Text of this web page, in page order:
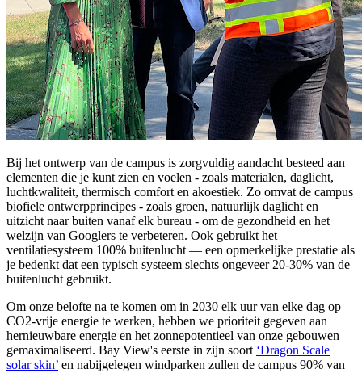
Bij het ontwerp van de campus is zorgvuldig aandacht besteed aan
elementen die je kunt zien en voelen - zoals materialen, daglicht,
luchtkwaliteit, thermisch comfort en akoestiek. Zo omvat de campus
biofiele ontwerpprincipes - zoals groen, natuurlijk daglicht en
uitzicht naar buiten vanaf elk bureau - om de gezondheid en het
welzijn van Googlers te verbeteren. Ook gebruikt het
ventilatiesysteem 100% buitenlucht — een opmerkelijke prestatie als
je bedenkt dat een typisch systeem slechts ongeveer 20-30% van de
buitenlucht gebruikt.
Om onze belofte na te komen om in 2030 elk uur van elke dag op
CO2-vrije energie te werken, hebben we prioriteit gegeven aan
hernieuwbare energie en het zonnepotentieel van onze gebouwen
gemaximaliseerd. Bay View's eerste in zijn soort ‘Dragon Scale
solar skin’ en nabijgelegen windparken zullen de campus 90% van